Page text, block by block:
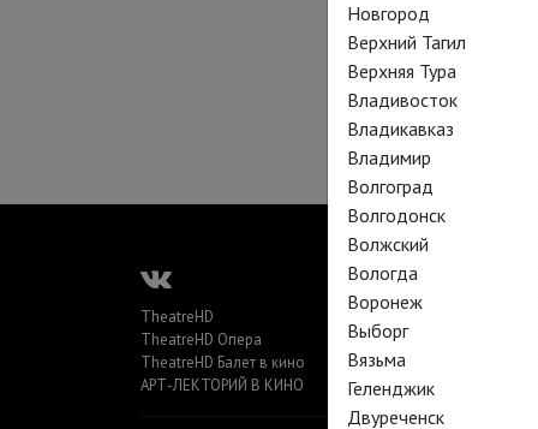
TheatreHD
TheatreHD Опера
TheatreHD Балет в кино
АРТ-ЛЕКТОРИЙ В КИНО
Новгород
Верхний Тагил
Верхняя Тура
Владивосток
Владикавказ
Владимир
Волгоград
Волгодонск
Волжский
Вологда
Воронеж
Выборг
Вязьма
Геленджик
Двуреченск